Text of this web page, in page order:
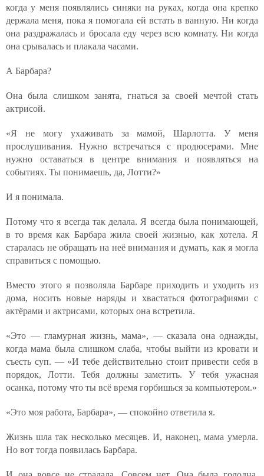
когда у меня появлялись синяки на руках, когда она крепко
держала меня, пока я помогала ей встать в ванную. Ни когда
она раздражалась и бросала еду через всю комнату. Ни когда
она срывалась и плакала часами.
А Барбара?
Она была слишком занята, гнаться за своей мечтой стать
актрисой.
«Я не могу ухаживать за мамой, Шарлотта. У меня
прослушивания. Нужно встречаться с продюсерами. Мне
нужно оставаться в центре внимания и появляться на
событиях. Ты понимаешь, да, Лотти?»
И я понимала.
Потому что я всегда так делала. Я всегда была понимающей,
в то время как Барбара жила своей жизнью, как хотела. Я
старалась не обращать на неё внимания и думать, как я могла
справиться с помощью.
Вместо этого я позволяла Барбаре приходить и уходить из
дома, носить новые наряды и хвастаться фотографиями с
актёрами и актрисами, которых она встретила.
«Это — гламурная жизнь, мама», — сказала она однажды,
когда мама была слишком слаба, чтобы выйти из кровати и
съесть суп. — «И тебе действительно стоит привести себя в
порядок, Лотти. Тебя должны заметить. У тебя ужасная
осанка, потому что ты всё время горбишься за компьютером.»
«Это моя работа, Барбара», — спокойно ответила я.
Жизнь шла так несколько месяцев. И, наконец, мама умерла.
Но вот тогда появилась Барбара.